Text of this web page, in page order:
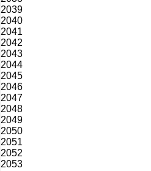
2039
2040
2041
2042
2043
2044
2045
2046
2047
2048
2049
2050
2051
2052
2053